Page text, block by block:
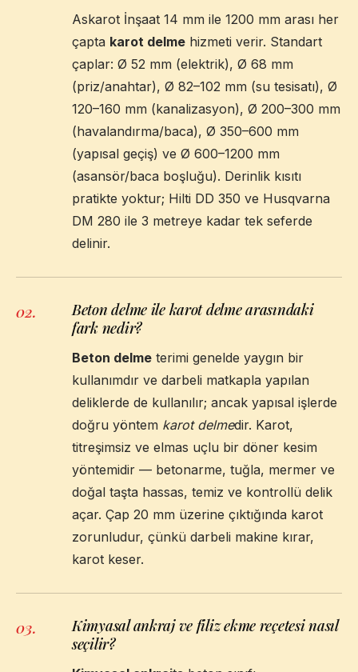
Askarot İnşaat 14 mm ile 1200 mm arası her
çapta karot delme hizmeti verir. Standart
çaplar: Ø 52 mm (elektrik), Ø 68 mm
(priz/anahtar), Ø 82–102 mm (su tesisatı), Ø
120–160 mm (kanalizasyon), Ø 200–300 mm
(havalandırma/baca), Ø 350–600 mm
(yapısal geçiş) ve Ø 600–1200 mm
(asansör/baca boşluğu). Derinlik kısıtı
pratikte yoktur; Hilti DD 350 ve Husqvarna
DM 280 ile 3 metreye kadar tek seferde
delinir.
02.
Beton delme ile karot delme arasındaki
fark nedir?
Beton delme terimi genelde yaygın bir
kullanımdır ve darbeli matkapla yapılan
deliklerde de kullanılır; ancak yapısal işlerde
doğru yöntem karot delmedir. Karot,
titreşimsiz ve elmas uçlu bir döner kesim
yöntemidir — betonarme, tuğla, mermer ve
doğal taşta hassas, temiz ve kontrollü delik
açar. Çap 20 mm üzerine çıktığında karot
zorunludur, çünkü darbeli makine kırar,
karot keser.
03.
Kimyasal ankraj ve filiz ekme reçetesi nasıl
seçilir?